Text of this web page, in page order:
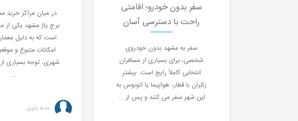
سفر بدون خودرو؛ اقامتی
راحت با دسترسی آسان
سفر به مشهد بدون خودروی
شخصی، برای بسیاری از مسافران
انتخابی کاملاً رایج است. بیشتر
زائران با قطار، هواپیما یا اتوبوس به
این شهر سفر می کنند و پس از ...
در میان مراکز خرید
برج پاژ مشهد یکی از
است که به دلیل
امکانات متنوع و
شهری، توجه بسیاری
...
عادله بانوی